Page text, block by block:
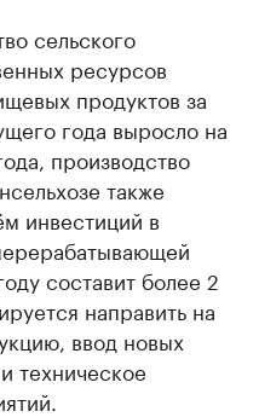
сельского
ресурсов
продуктов за
года выросло на
производство
также
инвестиций в
составит более 2
направить на
ввод новых
техническое